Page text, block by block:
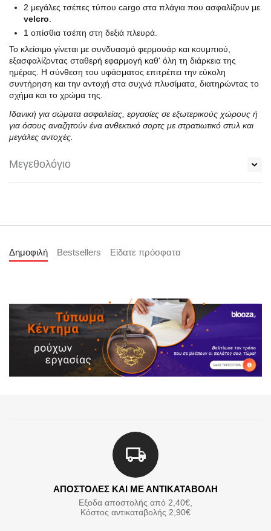
2 μεγάλες τσέπες τύπου cargo στα πλάγια που ασφαλίζουν με
velcro
1 οπίσθια τσέπη στη δεξιά πλευρά.
Το κλείσιμο γίνεται με συνδυασμό φερμουάρ και κουμπιού,
εξασφαλίζοντας σταθερή εφαρμογή καθ' όλη τη διάρκεια της
ημέρας. Η σύνθεση του υφάσματος επιτρέπει την εύκολη
συντήρηση και την αντοχή στα συχνά πλυσίματα, διατηρώντας το
σχήμα και το χρώμα της.
Ιδανική για σώματα ασφαλείας, εργασίες σε εξωτερικούς χώρους ή
για όσους αναζητούν ένα ανθεκτικό σορτς με στρατιωτικό στυλ και
μεγάλες αντοχές.
Μεγεθολόγιο
Δημοφιλή Bestsellers Είδατε πρόσφατα
ΑΠΟΣΤΟΛΕΣ ΚΑΙ ΜΕ ΑΝΤΙΚΑΤΑΒΟΛΗ
Εξοδα αποστολής από 2,40€,
Κόστος αντικαταβολής 2,90€